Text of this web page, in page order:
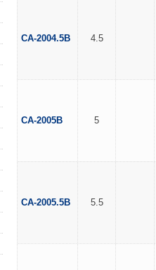
CA-2004.5B 4.5
CA-2005B 5
CA-2005.5B 5.5